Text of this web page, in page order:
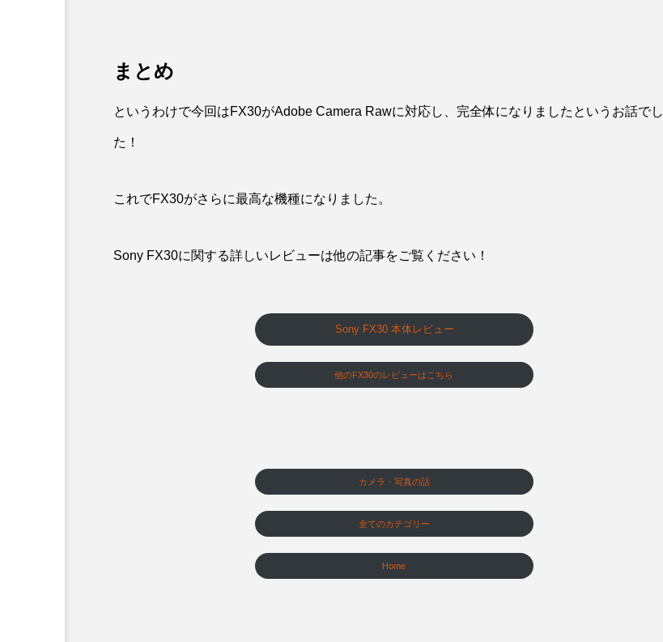
まとめ
というわけで今回はFX30がAdobe Camera Rawに対応し、完全体になりましたというお話でし
た！
これでFX30がさらに最高な機種になりました。
Sony FX30に関する詳しいレビューは他の記事をご覧ください！
Sony FX30 本体レビュー
他のFX30のレビューはこちら
カメラ・写真の話
全てのカテゴリー
Home